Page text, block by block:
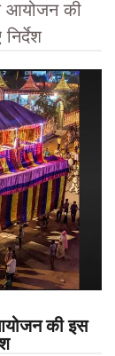
आयोजन की
की इस